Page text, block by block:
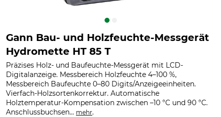
Gann Bau- und Holzfeuchte-Messgerät
Hydromette HT 85 T
Präzises Holz- und Baufeuchte-Messgerät mit LCD-
Digitalanzeige. Messbereich Holzfeuchte 4–100 %,
Messbereich Baufeuchte 0–80 Digits/Anzeigeeinheiten.
Vierfach-Holzsortenkorrektur. Automatische
Holztemperatur-Kompensation zwischen –10 °C und 90 °C.
Anschlussbuchsen... mehr.